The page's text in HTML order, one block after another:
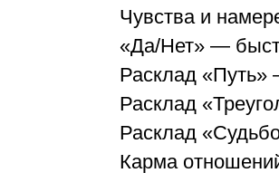
Чувства и
«Да/Нет» —
Расклад «Путь»
Расклад
Расклад
Карма